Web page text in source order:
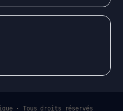
· Tous droits réservés